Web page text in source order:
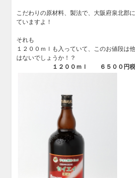
こだわりの原材料、製法で、大阪府泉北郡
ていますよ！
それも
１２００ｍｌも入っていて、このお値段は
はないでしょうか！？
１２００ｍｌ ６５０ ０